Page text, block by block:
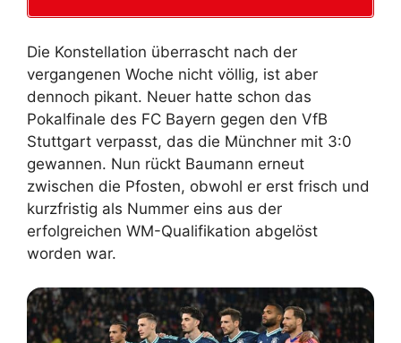
Die Konstellation überrascht nach der
vergangenen Woche nicht völlig, ist aber
dennoch pikant. Neuer hatte schon das
Pokalfinale des FC Bayern gegen den VfB
Stuttgart verpasst, das die Münchner mit 3:0
gewannen. Nun rückt Baumann erneut
zwischen die Pfosten, obwohl er erst frisch und
kurzfristig als Nummer eins aus der
erfolgreichen WM-Qualifikation abgelöst
worden war.